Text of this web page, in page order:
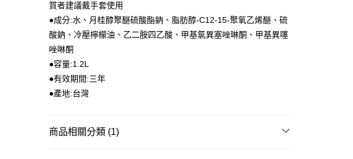
免運費
質者建議戴手套使用
●成分:水、月桂醇聚醚硫酸酯鈉、脂肪醇-C12-15-聚氧乙烯醚、硫
酸鈉、冷壓檸檬油、乙二胺四乙酸、甲基氯異塞唑琳酮、甲基異噻
唑啉酮
●容量:1.2L
●有效期間:三年
●產地:台灣
商品相關分類 (1)